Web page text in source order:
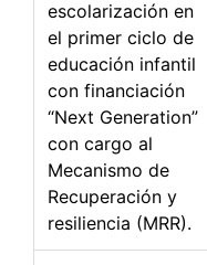
escolarización en
el primer ciclo de
educación infantil
con financiación
“Next Generation”
con cargo al
Mecanismo de
Recuperación y
resiliencia (MRR).